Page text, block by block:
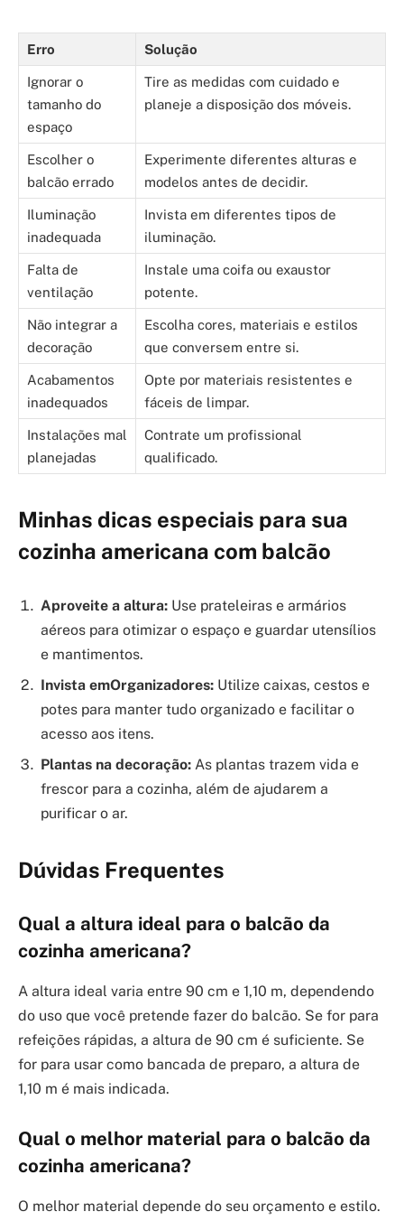
Erro Solução
Ignorar o
tamanho do
espaço
Tire as medidas com cuidado e
planeje a disposição dos móveis.
Escolher o
balcão errado
Experimente diferentes alturas e
modelos antes de decidir.
Iluminação
inadequada
Invista em diferentes tipos de
iluminação.
Falta de
ventilação
Instale uma coifa ou exaustor
potente.
Não integrar a
decoração
Escolha cores, materiais e estilos
que conversem entre si.
Acabamentos
inadequados
Opte por materiais resistentes e
fáceis de limpar.
Instalações mal
planejadas
Contrate um profissional
qualificado.
Minhas dicas especiais para sua
cozinha americana com balcão
Aproveite a altura: Use prateleiras e armários
aéreos para otimizar o espaço e guardar utensílios
e mantimentos.
Invista emOrganizadores: Utilize caixas, cestos e
potes para manter tudo organizado e facilitar o
acesso aos itens.
Plantas na decoração: As plantas trazem vida e
frescor para a cozinha, além de ajudarem a
purificar o ar.
Dúvidas Frequentes
Qual a altura ideal para o balcão da
cozinha americana?
A altura ideal varia entre 90 cm e 1,10 m, dependendo
do uso que você pretende fazer do balcão. Se for para
refeições rápidas, a altura de 90 cm é suficiente. Se
for para usar como bancada de preparo, a altura de
1,10 m é mais indicada.
Qual o melhor material para o balcão da
cozinha americana?
O melhor material depende do seu orçamento e estilo.